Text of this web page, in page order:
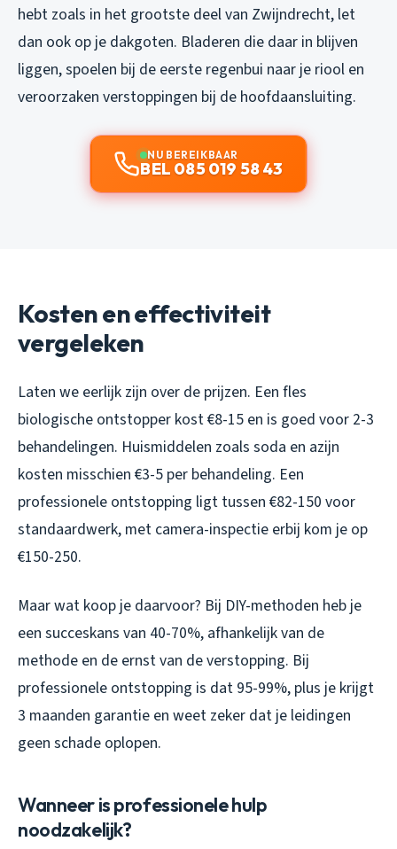
hebt zoals in het grootste deel van Zwijndrecht, let
dan ook op je dakgoten. Bladeren die daar in blijven
liggen, spoelen bij de eerste regenbui naar je riool en
veroorzaken verstoppingen bij de hoofdaansluiting.
NU BEREIKBAAR
BEL 085 019 58 43
Kosten en effectiviteit
vergeleken
Laten we eerlijk zijn over de prijzen. Een fles
biologische ontstopper kost €8-15 en is goed voor 2-3
behandelingen. Huismiddelen zoals soda en azijn
kosten misschien €3-5 per behandeling. Een
professionele ontstopping ligt tussen €82-150 voor
standaardwerk, met camera-inspectie erbij kom je op
€150-250.
Maar wat koop je daarvoor? Bij DIY-methoden heb je
een succeskans van 40-70%, afhankelijk van de
methode en de ernst van de verstopping. Bij
professionele ontstopping is dat 95-99%, plus je krijgt
3 maanden garantie en weet zeker dat je leidingen
geen schade oplopen.
Wanneer is professionele hulp
noodzakelijk?